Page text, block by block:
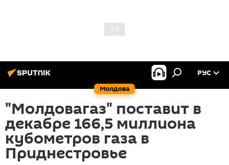
Молдова
РУС
"Молдовагаз" поставит в
декабре 166,5 миллиона
кубометров газа в
Приднестровье